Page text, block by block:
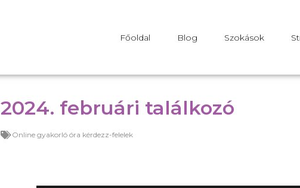
Főoldal Blog Szokások
2024. februári találkozó
Online gyakorló óra kérdezz-felelek